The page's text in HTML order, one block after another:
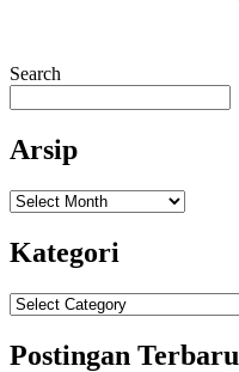
Search
Arsip
Arsip
Kategori
Kategori
Postingan Terbaru